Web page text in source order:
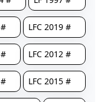
# LFC 2019
# LFC 2018
# LFC 2012
# LFC 2009
# LFC 2015
# LFC 2016